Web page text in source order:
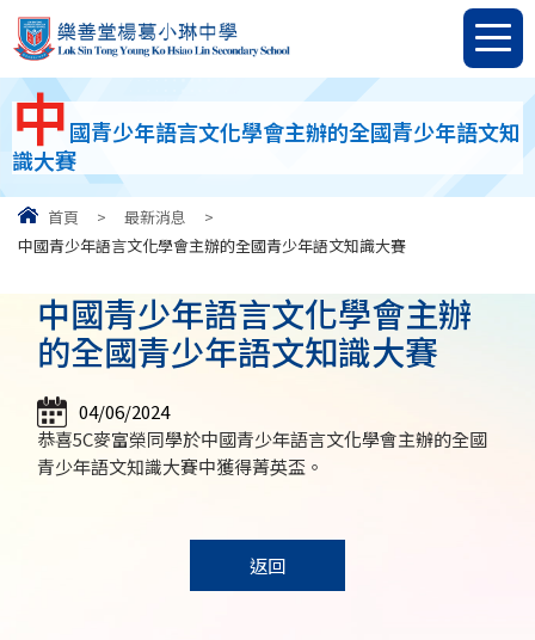
中國青少年語言文化學會主辦的全國青少年語文知
識大賽
首頁 > 最新消息
>
中國青少年語言文化學會主辦的全國青少年語文知識大賽
中國青少年語言文化學會主辦
的全國青少年語文知識大賽
04/06/2024
恭喜5C麥富榮同學於中國青少年語言文化學會主辦的全國
青少年語文知識大賽中獲得菁英盃。
返回